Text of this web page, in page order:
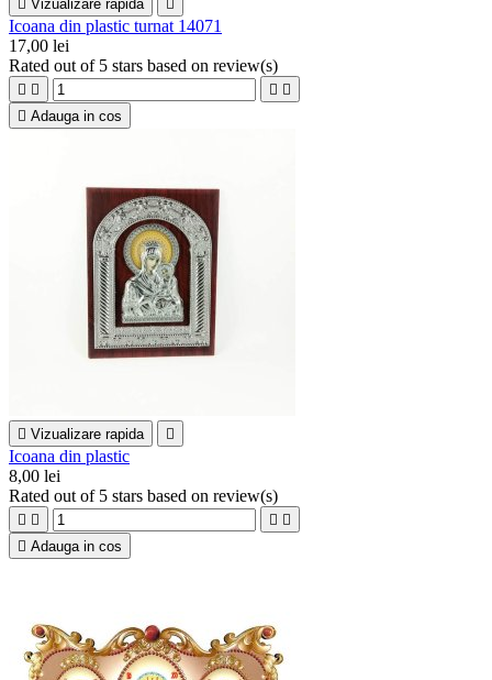
 Vizualizare rapida 
Icoana din plastic turnat 14071
17,00 lei
Rated out of 5 stars based on review(s)
   
 Adauga in cos
 Vizualizare rapida 
Icoana din plastic
8,00 lei
Rated out of 5 stars based on review(s)
   
 Adauga in cos